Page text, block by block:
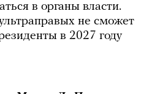
в органы власти.
не сможет
в 2027 году